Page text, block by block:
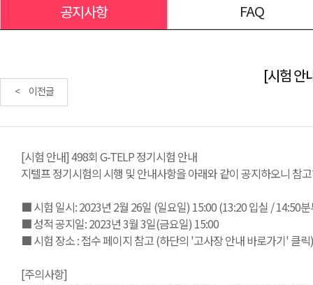
공지사항 FAQ
[시험 안
< 이전글
[시험 안내] 498회 G-TELP 정기시험 안내
지텔프 정기시험의 시행 및 안내사항을 아래와 같이 공지하오니 참
■ 시험 일시: 2023년 2월 26일 (일요일) 15:00 (13:20 입실 / 14:50
■ 성적 공지일: 2023년 3월 3일(금요일) 15:00
■ 시험 장소 : 접수 페이지 참고 (하단의 '고사장 안내 바로가기' 클릭)
[주의사항]